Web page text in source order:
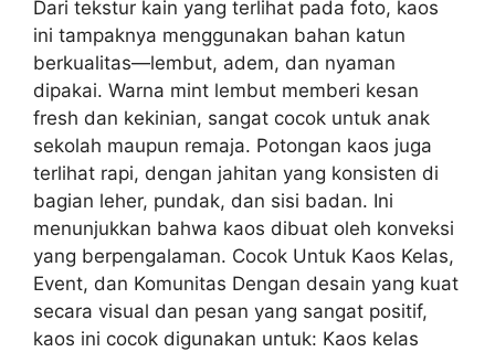
Dari tekstur kain yang terlihat pada foto, kaos
ini tampaknya menggunakan bahan katun
berkualitas—lembut, adem, dan nyaman
dipakai. Warna mint lembut memberi kesan
fresh dan kekinian, sangat cocok untuk anak
sekolah maupun remaja. Potongan kaos juga
terlihat rapi, dengan jahitan yang konsisten di
bagian leher, pundak, dan sisi badan. Ini
menunjukkan bahwa kaos dibuat oleh konveksi
yang berpengalaman. Cocok Untuk Kaos Kelas,
Event, dan Komunitas Dengan desain yang kuat
secara visual dan pesan yang sangat positif,
kaos ini cocok digunakan untuk: Kaos kelas